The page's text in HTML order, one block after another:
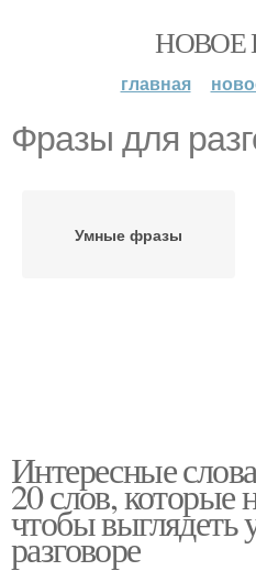
НОВОЕ
главная
Фразы для
Умные фразы
Интересные
20 слов, которые
чтобы
разговоре